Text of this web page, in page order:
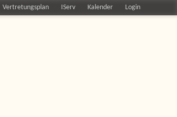
Vertretungsplan IServ Kalender Login